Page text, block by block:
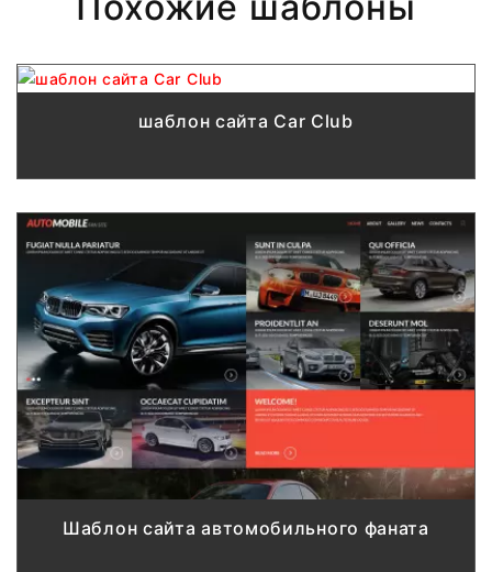
шаблон сайта Car Club
Шаблон сайта автомобильного фаната